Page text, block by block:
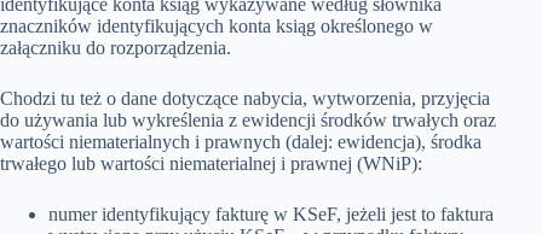
znaczników identyfikujących konta ksiąg określonego w
załączniku do rozporządzenia.
Chodzi tu też o dane dotyczące nabycia, wytworzenia, przyjęcia
do używania lub wykreślenia z ewidencji środków trwałych oraz
wartości niematerialnych i prawnych (dalej: ewidencja), środka
trwałego lub wartości niematerialnej i prawnej (WNiP):
numer identyfikujący fakturę w KSeF, jeżeli jest to faktura